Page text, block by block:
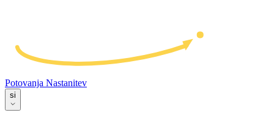
Potovanja Nastanitev
si